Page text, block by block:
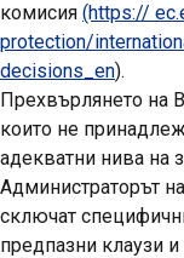
комисия (https://
protection/
decisions_en).
Прехвърлянето на
които не
адекватни нива на
Администраторът
сключат
предпазни клаузи